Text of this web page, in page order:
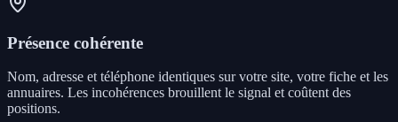
Présence cohérente
Nom, adresse et téléphone identiques sur votre site, votre fiche et les
annuaires. Les incohérences brouillent le signal et coûtent des
positions.